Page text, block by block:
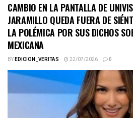
CAMBIO EN LA PANTALLA DE
JARAMILLO QUEDA FUERA DE
LA POLÉMICA POR SUS DICHOS
MEXICANA
BYEDICION_VERITAS 22/07/2026 0